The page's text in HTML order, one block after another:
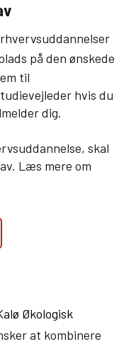
på den ønskede
til
hvis du
dig.
skal
Læs mere om
Økologisk
at kombinere